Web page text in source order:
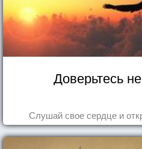
Доверьтесь
Слушай свое сердце и